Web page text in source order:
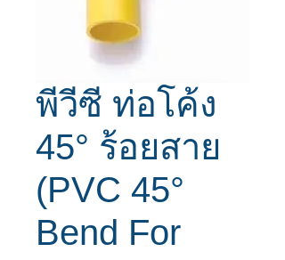
พีวีซี ท่อโค้ง
45° ร้อยสาย
(PVC 45°
Bend For